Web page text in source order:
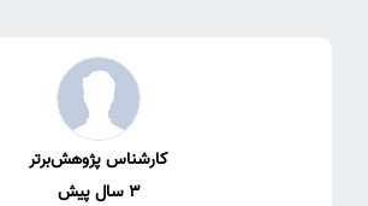
کارشناس پژوهش‌برتر
3 سال پیش